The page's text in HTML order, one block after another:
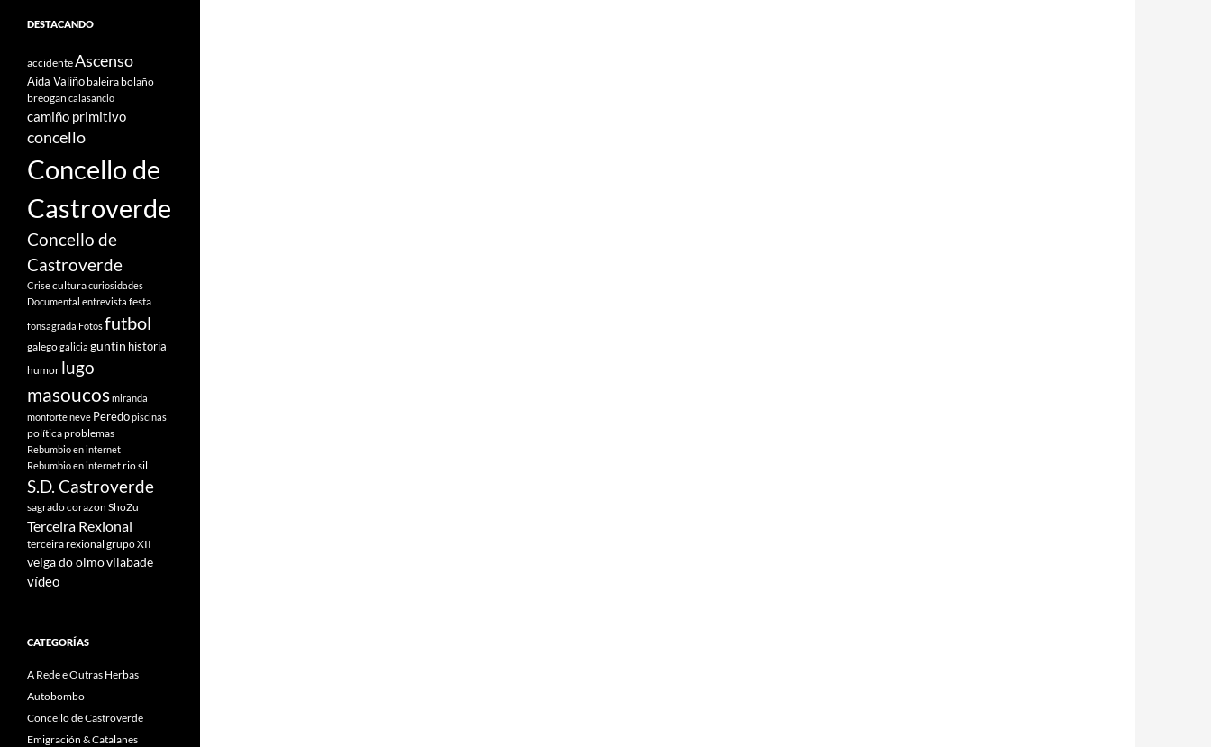
DESTACANDO
accidenteAscenso
Aída Valiñobaleirabolaño
breogan calasancio
camiño primitivo
concello
Concello de
Castroverde
Concello de
Castroverde
Criseculturacuriosidades
Documental entrevista festa
fonsagrada Fotosfutbol
galegogalicia guntín historia
humor lugo
masoucosmiranda
monforteneve Peredopiscinas
políticaproblemas
Rebumbio en internet
Rebumbio en internetrio sil
S.D. Castroverde
sagrado corazon ShoZu
Terceira Rexional
terceira rexional grupo XII
veiga do olmovilabade
vídeo
CATEGORÍAS
A Rede e Outras Herbas
Autobombo
Concello de Castroverde
Emigración & Catalanes